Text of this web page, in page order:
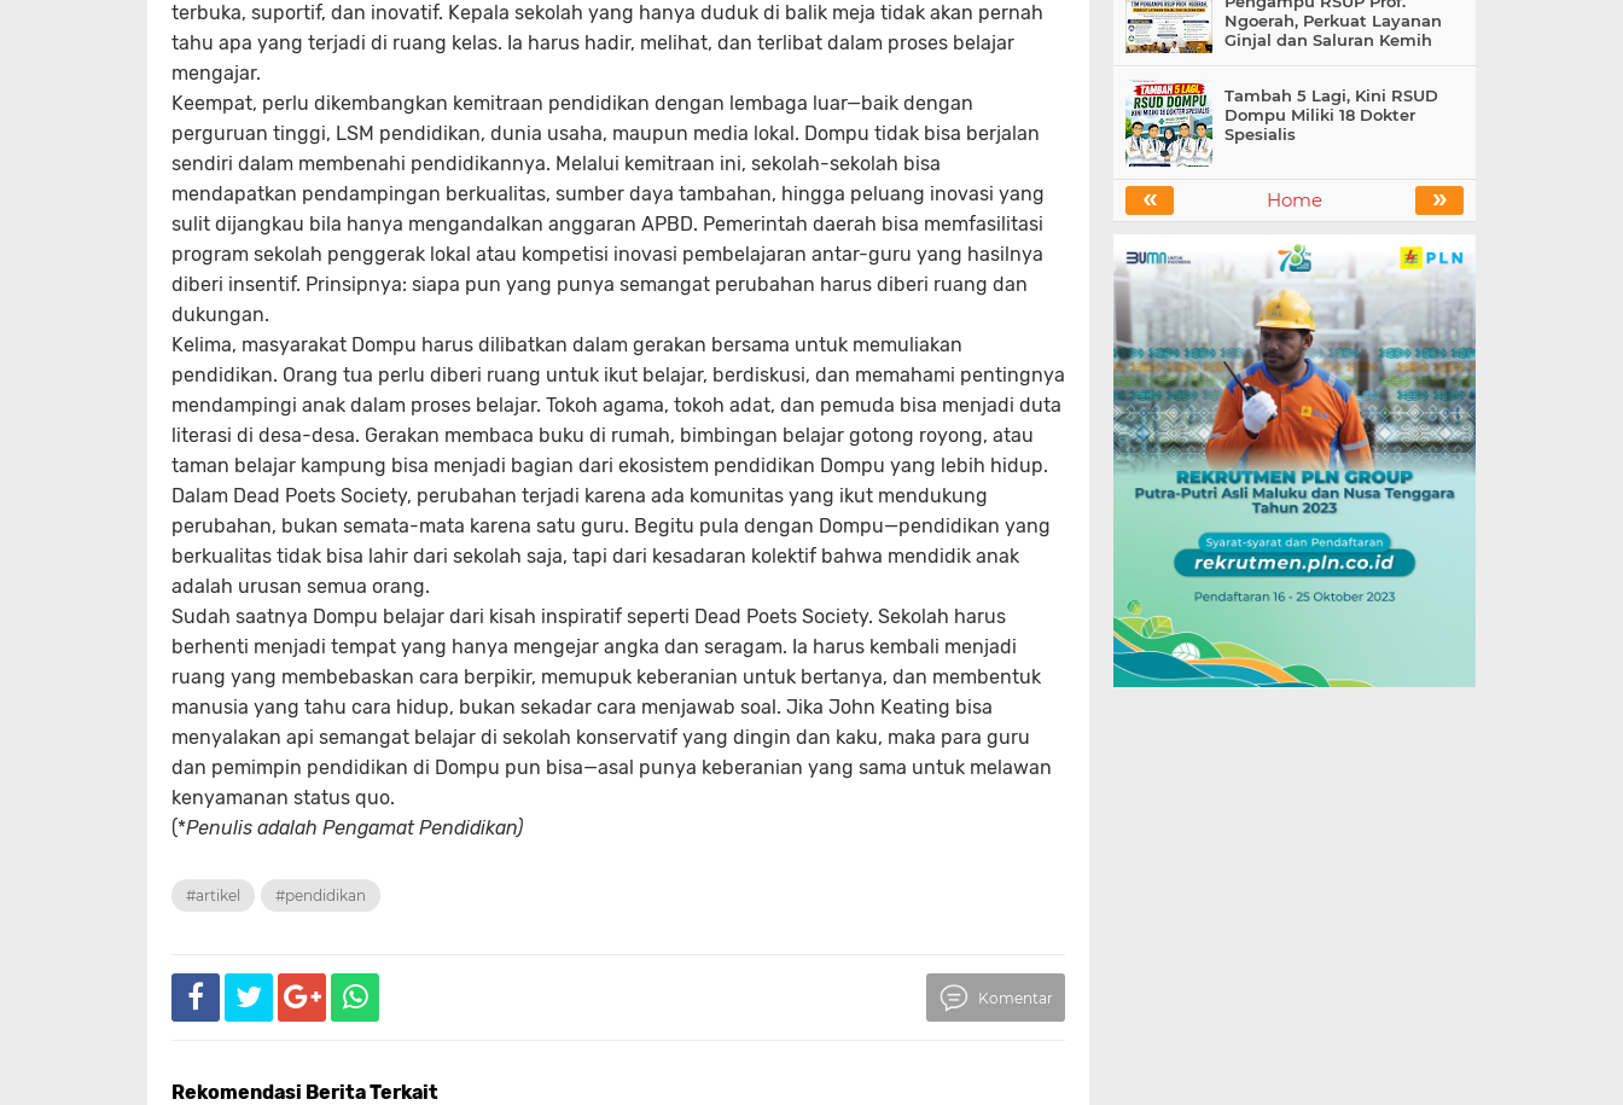
terbuka, suportif, dan inovatif. Kepala sekolah yang hanya duduk di balik meja tidak akan pernah
tahu apa yang terjadi di ruang kelas. Ia harus hadir, melihat, dan terlibat dalam proses belajar
mengajar.
Keempat, perlu dikembangkan kemitraan pendidikan dengan lembaga luar—baik dengan
perguruan tinggi, LSM pendidikan, dunia usaha, maupun media lokal. Dompu tidak bisa berjalan
sendiri dalam membenahi pendidikannya. Melalui kemitraan ini, sekolah-sekolah bisa
mendapatkan pendampingan berkualitas, sumber daya tambahan, hingga peluang inovasi yang
sulit dijangkau bila hanya mengandalkan anggaran APBD. Pemerintah daerah bisa memfasilitasi
program sekolah penggerak lokal atau kompetisi inovasi pembelajaran antar-guru yang hasilnya
diberi insentif. Prinsipnya: siapa pun yang punya semangat perubahan harus diberi ruang dan
dukungan.
Kelima, masyarakat Dompu harus dilibatkan dalam gerakan bersama untuk memuliakan
pendidikan. Orang tua perlu diberi ruang untuk ikut belajar, berdiskusi, dan memahami pentingnya
mendampingi anak dalam proses belajar. Tokoh agama, tokoh adat, dan pemuda bisa menjadi duta
literasi di desa-desa. Gerakan membaca buku di rumah, bimbingan belajar gotong royong, atau
taman belajar kampung bisa menjadi bagian dari ekosistem pendidikan Dompu yang lebih hidup.
Dalam Dead Poets Society, perubahan terjadi karena ada komunitas yang ikut mendukung
perubahan, bukan semata-mata karena satu guru. Begitu pula dengan Dompu—pendidikan yang
berkualitas tidak bisa lahir dari sekolah saja, tapi dari kesadaran kolektif bahwa mendidik anak
adalah urusan semua orang.
Sudah saatnya Dompu belajar dari kisah inspiratif seperti Dead Poets Society. Sekolah harus
berhenti menjadi tempat yang hanya mengejar angka dan seragam. Ia harus kembali menjadi
ruang yang membebaskan cara berpikir, memupuk keberanian untuk bertanya, dan membentuk
manusia yang tahu cara hidup, bukan sekadar cara menjawab soal. Jika John Keating bisa
menyalakan api semangat belajar di sekolah konservatif yang dingin dan kaku, maka para guru
dan pemimpin pendidikan di Dompu pun bisa—asal punya keberanian yang sama untuk melawan
kenyamanan status quo.
(*Penulis adalah Pengamat Pendidikan)
#artikel #pendidikan
Komentar
Rekomendasi Berita Terkait
Ngoerah, Perkuat Layanan
Ginjal dan Saluran Kemih
Tambah 5 Lagi, Kini RSUD
Dompu Miliki 18 Dokter
Spesialis
« »
Home